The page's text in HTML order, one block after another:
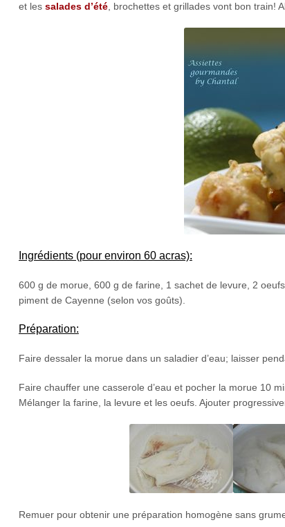
et les salades d’été, brochettes et grillades vont bon train!
Ingrédients (pour environ 60 acras):
600 g de morue, 600 g de farine, 1 sachet de levure, 2
piment de Cayenne (selon vos goûts).
Préparation:
Faire dessaler la morue dans un saladier d’eau; laisser
Faire chauffer une casserole d’eau et pocher la morue 10
Mélanger la farine, la levure et les oeufs. Ajouter
Remuer pour obtenir une préparation homogène sans